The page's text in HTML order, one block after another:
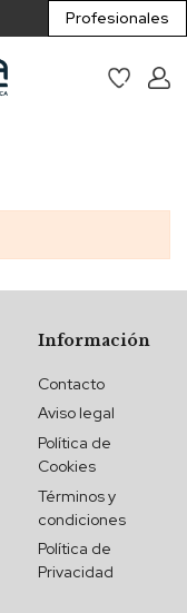
Profesionales
Información
Contacto
Aviso legal
Política de
Cookies
Términos y
condiciones
Política de
Privacidad